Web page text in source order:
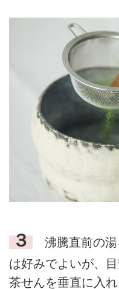
３
沸騰直前の湯
は好みでよいが、
茶せんを垂直に入